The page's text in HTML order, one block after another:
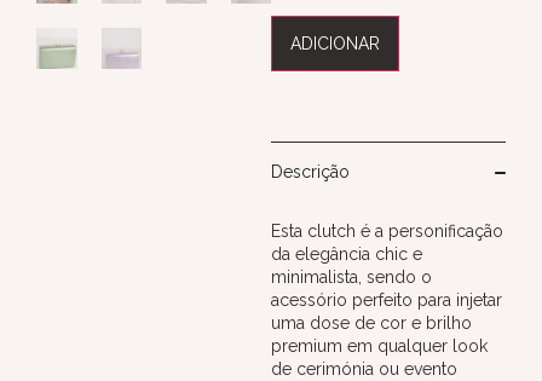
ADICIONAR
Descrição
Esta clutch é a personificação
da elegância chic e
minimalista, sendo o
acessório perfeito para injetar
uma dose de cor e brilho
premium em qualquer look
de cerimónia ou evento